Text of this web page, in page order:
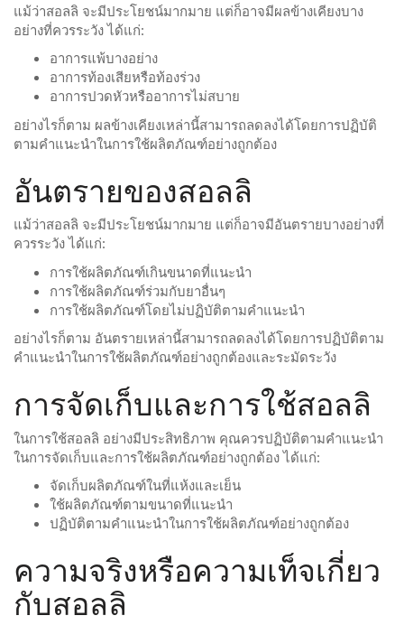
แม้ว่าสอลลิ จะมีประโยชน์มากมาย แต่ก็อาจมีผลข้างเคียงบาง
อย่างที่ควรระวัง ได้แก่:
อาการแพ้บางอย่าง
อาการท้องเสียหรือท้องร่วง
อาการปวดหัวหรืออาการไม่สบาย
อย่างไรก็ตาม ผลข้างเคียงเหล่านี้สามารถลดลงได้โดยการปฏิบัติ
ตามคำแนะนำในการใช้ผลิตภัณฑ์อย่างถูกต้อง
อันตรายของสอลลิ
แม้ว่าสอลลิ จะมีประโยชน์มากมาย แต่ก็อาจมีอันตรายบางอย่างที่
ควรระวัง ได้แก่:
การใช้ผลิตภัณฑ์เกินขนาดที่แนะนำ
การใช้ผลิตภัณฑ์ร่วมกับยาอื่นๆ
การใช้ผลิตภัณฑ์โดยไม่ปฏิบัติตามคำแนะนำ
อย่างไรก็ตาม อันตรายเหล่านี้สามารถลดลงได้โดยการปฏิบัติตาม
คำแนะนำในการใช้ผลิตภัณฑ์อย่างถูกต้องและระมัดระวัง
การจัดเก็บและการใช้สอลลิ
ในการใช้สอลลิ อย่างมีประสิทธิภาพ คุณควรปฏิบัติตามคำแนะนำ
ในการจัดเก็บและการใช้ผลิตภัณฑ์อย่างถูกต้อง ได้แก่:
จัดเก็บผลิตภัณฑ์ในที่แห้งและเย็น
ใช้ผลิตภัณฑ์ตามขนาดที่แนะนำ
ปฏิบัติตามคำแนะนำในการใช้ผลิตภัณฑ์อย่างถูกต้อง
ความจริงหรือความเท็จเกี่ยว
กับสอลลิ